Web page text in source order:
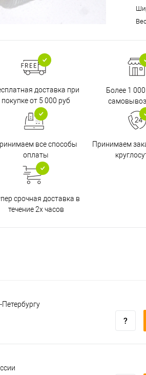
доставка при
покупке от 5 000 руб
Более 1
все способы
оплаты
Принимаем
срочная доставка в
течение 2х часов